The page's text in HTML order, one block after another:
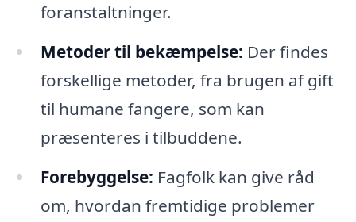
foranstaltninger.
Metoder til bekæmpelse: Der findes
forskellige metoder, fra brugen af gift
til humane fangere, som kan
præsenteres i tilbuddene.
Forebyggelse: Fagfolk kan give råd
om, hvordan fremtidige problemer